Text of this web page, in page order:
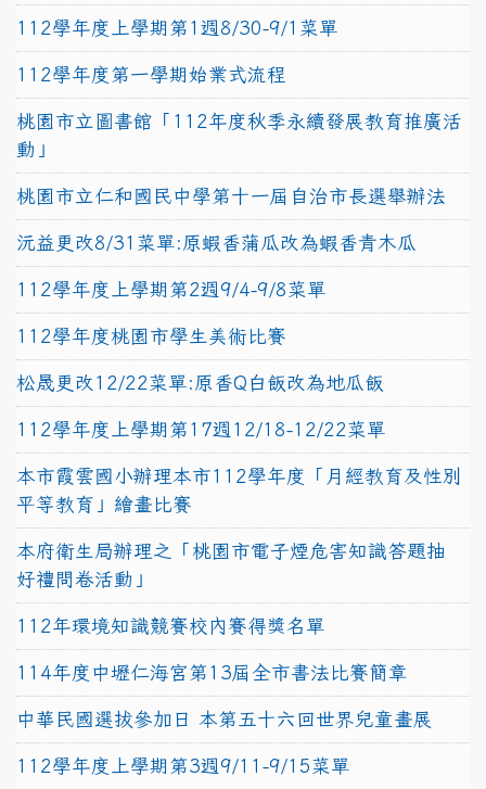
112學年度上學期第1週8/30-9/1菜單
112學年度第一學期始業式流程
桃園市立圖書館「112年度秋季永續發展教育推廣活
動」
桃園市立仁和國民中學第十一屆自治市長選舉辦法
沅益更改8/31菜單:原蝦香蒲瓜改為蝦香青木瓜
112學年度上學期第2週9/4-9/8菜單
112學年度桃園市學生美術比賽
松晟更改12/22菜單:原香Q白飯改為地瓜飯
112學年度上學期第17週12/18-12/22菜單
本市霞雲國小辦理本市112學年度「月經教育及性別
平等教育」繪畫比賽
本府衛生局辦理之「桃園市電子煙危害知識答題抽
好禮問卷活動」
112年環境知識競賽校內賽得獎名單
114年度中壢仁海宮第13屆全市書法比賽簡章
中華民國選拔參加日 本第五十六回世界兒童畫展
112學年度上學期第3週9/11-9/15菜單